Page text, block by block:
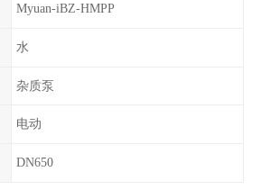
Myuan-iBZ-HMPP
水
杂质泵
电动
DN650